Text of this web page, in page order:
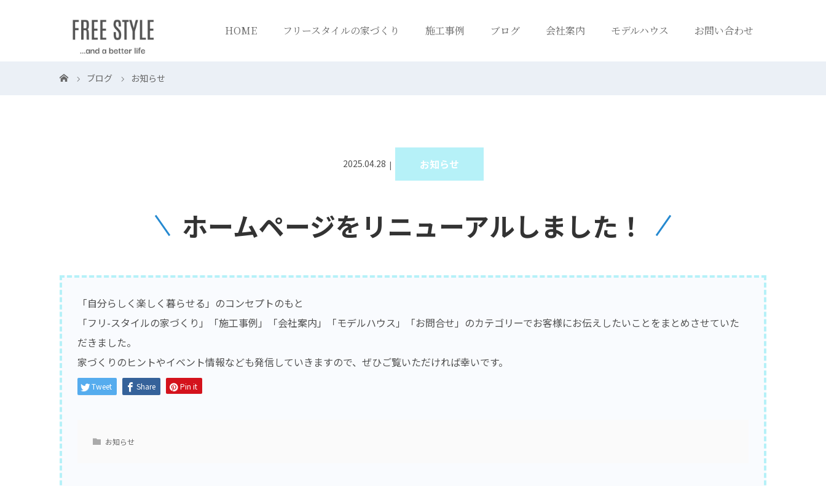
HOME フリースタイルの家づくり 施工事例 ブログ 会社案内 モデルハウス お問い合わせ
ブログ お知らせ
2025.04.28 お知らせ
ホームページをリニューアルしました！
「自分らしく楽しく暮らせる」のコンセプトのもと
「フリ-スタイルの家づくり」「施工事例」「会社案内」「モデルハウス」「お問合せ」のカテゴリーでお客様にお伝えしたいことをまとめさせていた
だきました。
家づくりのヒントやイベント情報なども発信していきますので、ぜひご覧いただければ幸いです。
Tweet Share Pin it
お知らせ